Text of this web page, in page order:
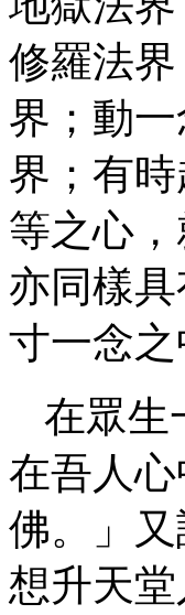
修羅法
界；動
界；有
等之心
亦同樣
寸一念
在眾生
在吾人
佛。」
想升天